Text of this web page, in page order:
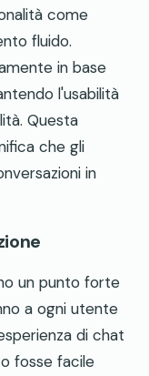
come
fluido.
in base
l'usabilità
Questa
che gli
in
un punto forte
a ogni utente
di chat
fosse facile